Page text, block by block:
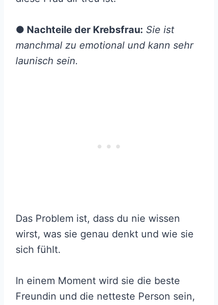
● Nachteile der Krebsfrau: Sie ist
manchmal zu emotional und kann sehr
launisch sein.
Das Problem ist, dass du nie wissen
wirst, was sie genau denkt und wie sie
sich fühlt.
In einem Moment wird sie die beste
Freundin und die netteste Person sein,